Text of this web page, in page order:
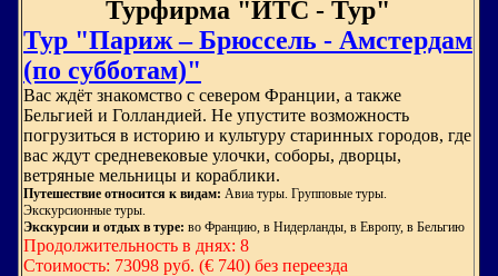
Турфирма "ИТС - Тур"
Тур "Париж – Брюссель - Амстердам
(по субботам)"
Вас ждёт знакомство с севером Франции, а также
Бельгией и Голландией. Не упустите возможность
погрузиться в историю и культуру старинных городов, где
вас ждут средневековые улочки, соборы, дворцы,
ветряные мельницы и кораблики.
Путешествие относится к видам: Авиа туры. Групповые туры.
Экскурсионные туры.
Экскурсии и отдых в туре: во Францию, в Нидерланды, в Европу, в Бельгию
Продолжительность в днях: 8
Стоимость: 73098 руб. (€ 740) без переезда